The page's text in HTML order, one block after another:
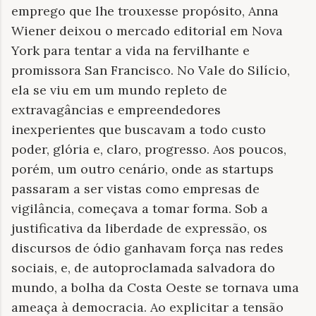
emprego que lhe trouxesse propósito, Anna
Wiener deixou o mercado editorial em Nova
York para tentar a vida na fervilhante e
promissora San Francisco. No Vale do Silício,
ela se viu em um mundo repleto de
extravagâncias e empreendedores
inexperientes que buscavam a todo custo
poder, glória e, claro, progresso. Aos poucos,
porém, um outro cenário, onde as startups
passaram a ser vistas como empresas de
vigilância, começava a tomar forma. Sob a
justificativa da liberdade de expressão, os
discursos de ódio ganhavam força nas redes
sociais, e, de autoproclamada salvadora do
mundo, a bolha da Costa Oeste se tornava uma
ameaça à democracia. Ao explicitar a tensão